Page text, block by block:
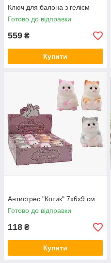
Ключ для балона з гелієм
Готово до відправки
559 ₴
Купити
Антистрес "Котик" 7х6х9 см
Готово до відправки
118 ₴
Купити